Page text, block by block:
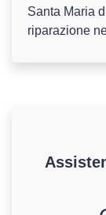
Santa Maria
riparazione